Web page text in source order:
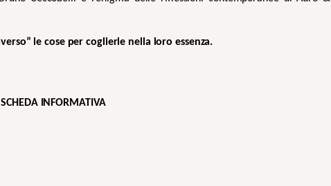
le cose per coglierle nella loro essenza.
SCHEDA INFORMATIVA